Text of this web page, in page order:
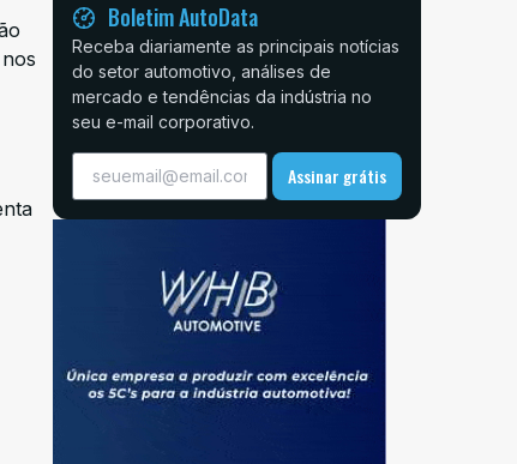
Boletim AutoData
Receba diariamente as principais notícias
do setor automotivo, análises de
mercado e tendências da indústria no
seu e-mail corporativo.
Assinar grátis